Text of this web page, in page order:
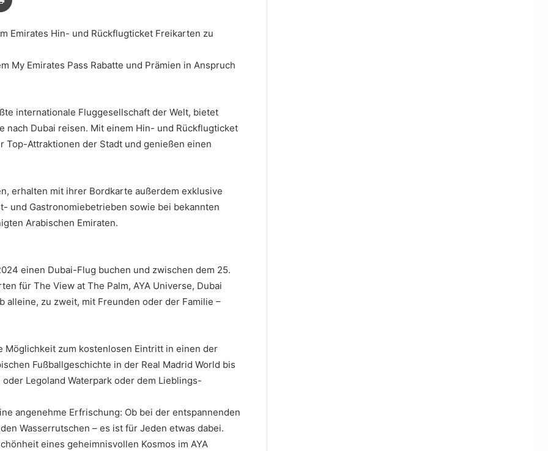
Emirates Hin- und Rückflugticket Freikarten zu
My Emirates Pass Rabatte und Prämien in Anspruch
internationale Fluggesellschaft der Welt, bietet
nach Dubai reisen. Mit einem Hin- und Rückflugticket
Top-Attraktionen der Stadt und genießen einen
erhalten mit ihrer Bordkarte außerdem exklusive
und Gastronomiebetrieben sowie bei bekannten
Arabischen Emiraten.
einen Dubai-Flug buchen und zwischen dem 25.
für The View at The Palm, AYA Universe, Dubai
alleine, zu zweit, mit Freunden oder der Familie –
Möglichkeit zum kostenlosen Eintritt in einen der
Fußballgeschichte in der Real Madrid World bis
Legoland Waterpark oder dem Lieblings-
angenehme Erfrischung: Ob bei der entspannenden
Wasserrutschen – es ist für Jeden etwas dabei.
eines geheimnisvollen Kosmos im AYA